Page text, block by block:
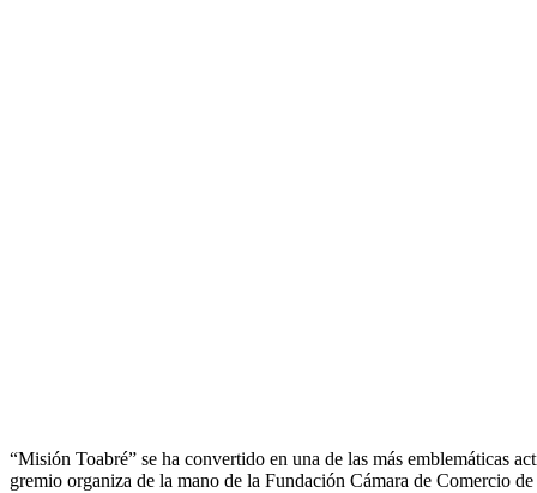
“Misión Toabré” se ha convertido en una de las más emblemáticas
gremio organiza de la mano de la Fundación Cámara de Comercio